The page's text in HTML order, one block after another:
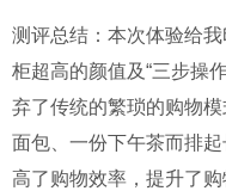
测评总结：本次体验给
柜超高的颜值及“三步操
弃了传统的繁琐的购物
面包、一份下午茶而排
高了购物效率，提升了购